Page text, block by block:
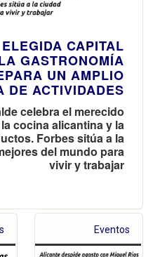
CAPITAL
GASTRONOMÍA
UN AMPLIO
DE ACTIVIDADES
celebra el merecido
cocina alicantina y la
Forbes sitúa a la
del mundo para
vivir y trabajar
Eventos